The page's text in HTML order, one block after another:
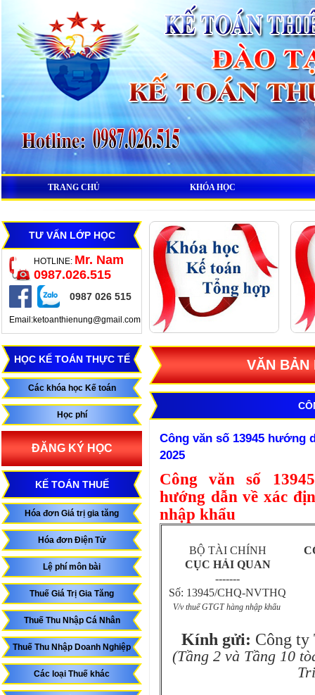
TRANG CHỦ KHÓA HỌC
TƯ VẤN LỚP HỌC
HOTLINE: Mr. Nam
0987.026.515
0987 026 515
Email:ketoanthienung@gmail.com
HỌC KẾ TOÁN THỰC TẾ
Các khóa học Kế toán
Học phí
ĐĂNG KÝ HỌC
KẾ TOÁN THUẾ
Hóa đơn Giá trị gia tăng
Hóa đơn Điện Tử
Lệ phí môn bài
Thuế Giá Trị Gia Tăng
Thuế Thu Nhập Cá Nhân
Thuế Thu Nhập Doanh Nghiệp
Các loại Thuế khác
VĂN BẢN
Công văn số 13945 hướng
2025
Công văn số
hướng dẫn về xác
nhập khẩu
BỘ TÀI CHÍNH
CỤC HẢI QUAN
-------
Số: 13945/CHQ-NVTHQ
V/v thuế GTGT hàng nhập khẩu
Kính gửi: Công
(Tầng 2 và Tầng 10